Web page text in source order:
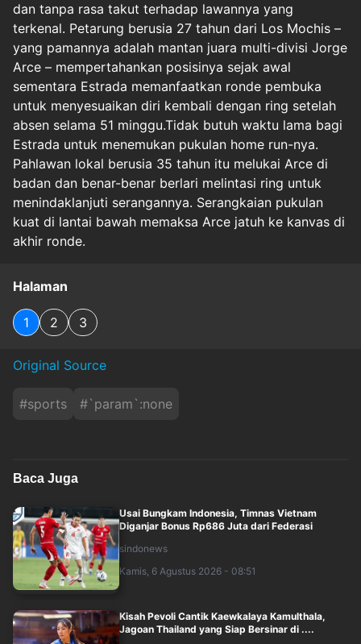
dan tanpa rasa takut terhadap lawannya yang
terkenal. Petarung berusia 27 tahun dari Los Mochis –
yang pamannya adalah mantan juara multi-divisi Jorge
Arce – mempertahankan posisinya sejak awal
sementara Estrada memanfaatkan ronde pembuka
untuk menyesuaikan diri kembali dengan ring setelah
absen selama 51 minggu.Tidak butuh waktu lama bagi
Estrada untuk menemukan pukulan home run-nya.
Pahlawan lokal berusia 35 tahun itu melukai Arce di
badan dan benar-benar berlari melintasi ring untuk
menindaklanjuti serangannya. Serangkaian pukulan
kuat di lantai bawah memaksa Arce jatuh ke kanvas di
akhir ronde.
Halaman
1 2 3
Original Source
#sports #`param`:none
Baca Juga
Usai Bungkam Indonesia, Timnas Vietnam
Diganjar Bonus Rp686 Juta dari Federasi
sindonews
Kamis, 6 Agustus 2026 - 08:51
Kisah Pevoli Cantik Kaewkalaya Kamulthala,
Jagoan Thailand yang Siap Bersinar di ....